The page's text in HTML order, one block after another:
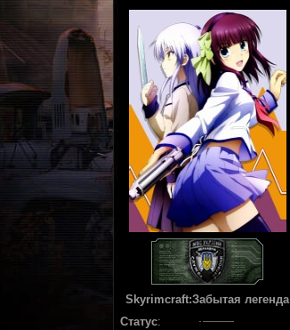
Skyrimcraft:Забытая легенда
Статус: